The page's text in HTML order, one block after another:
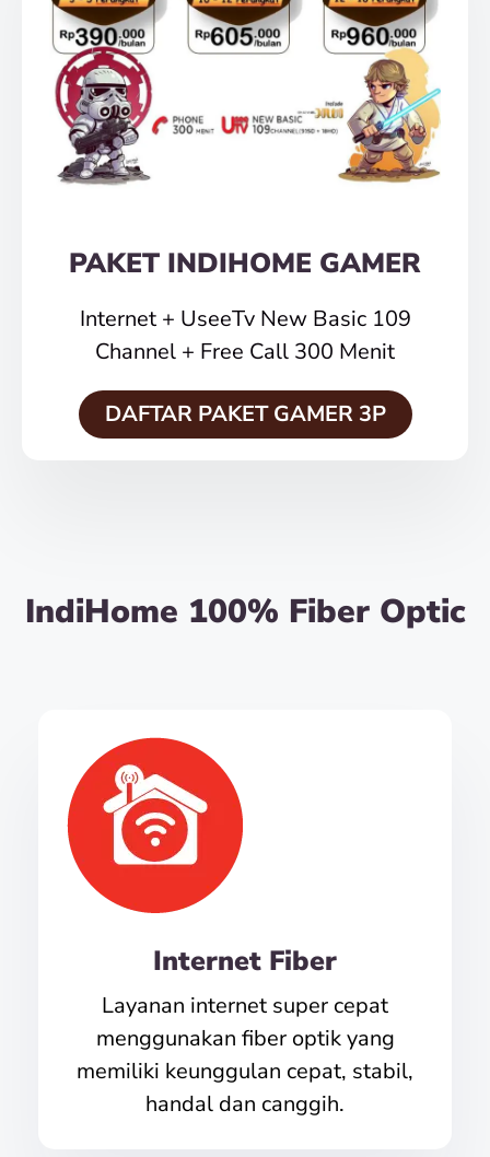
PAKET INDIHOME GAMER
Internet + UseeTv New Basic 109
Channel + Free Call 300 Menit
DAFTAR PAKET GAMER 3P
IndiHome 100% Fiber Optic
Internet Fiber
Layanan internet super cepat
menggunakan fiber optik yang
memiliki keunggulan cepat, stabil,
handal dan canggih.